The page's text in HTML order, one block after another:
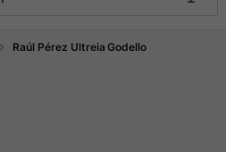
Raúl Pérez Ultreia Godello